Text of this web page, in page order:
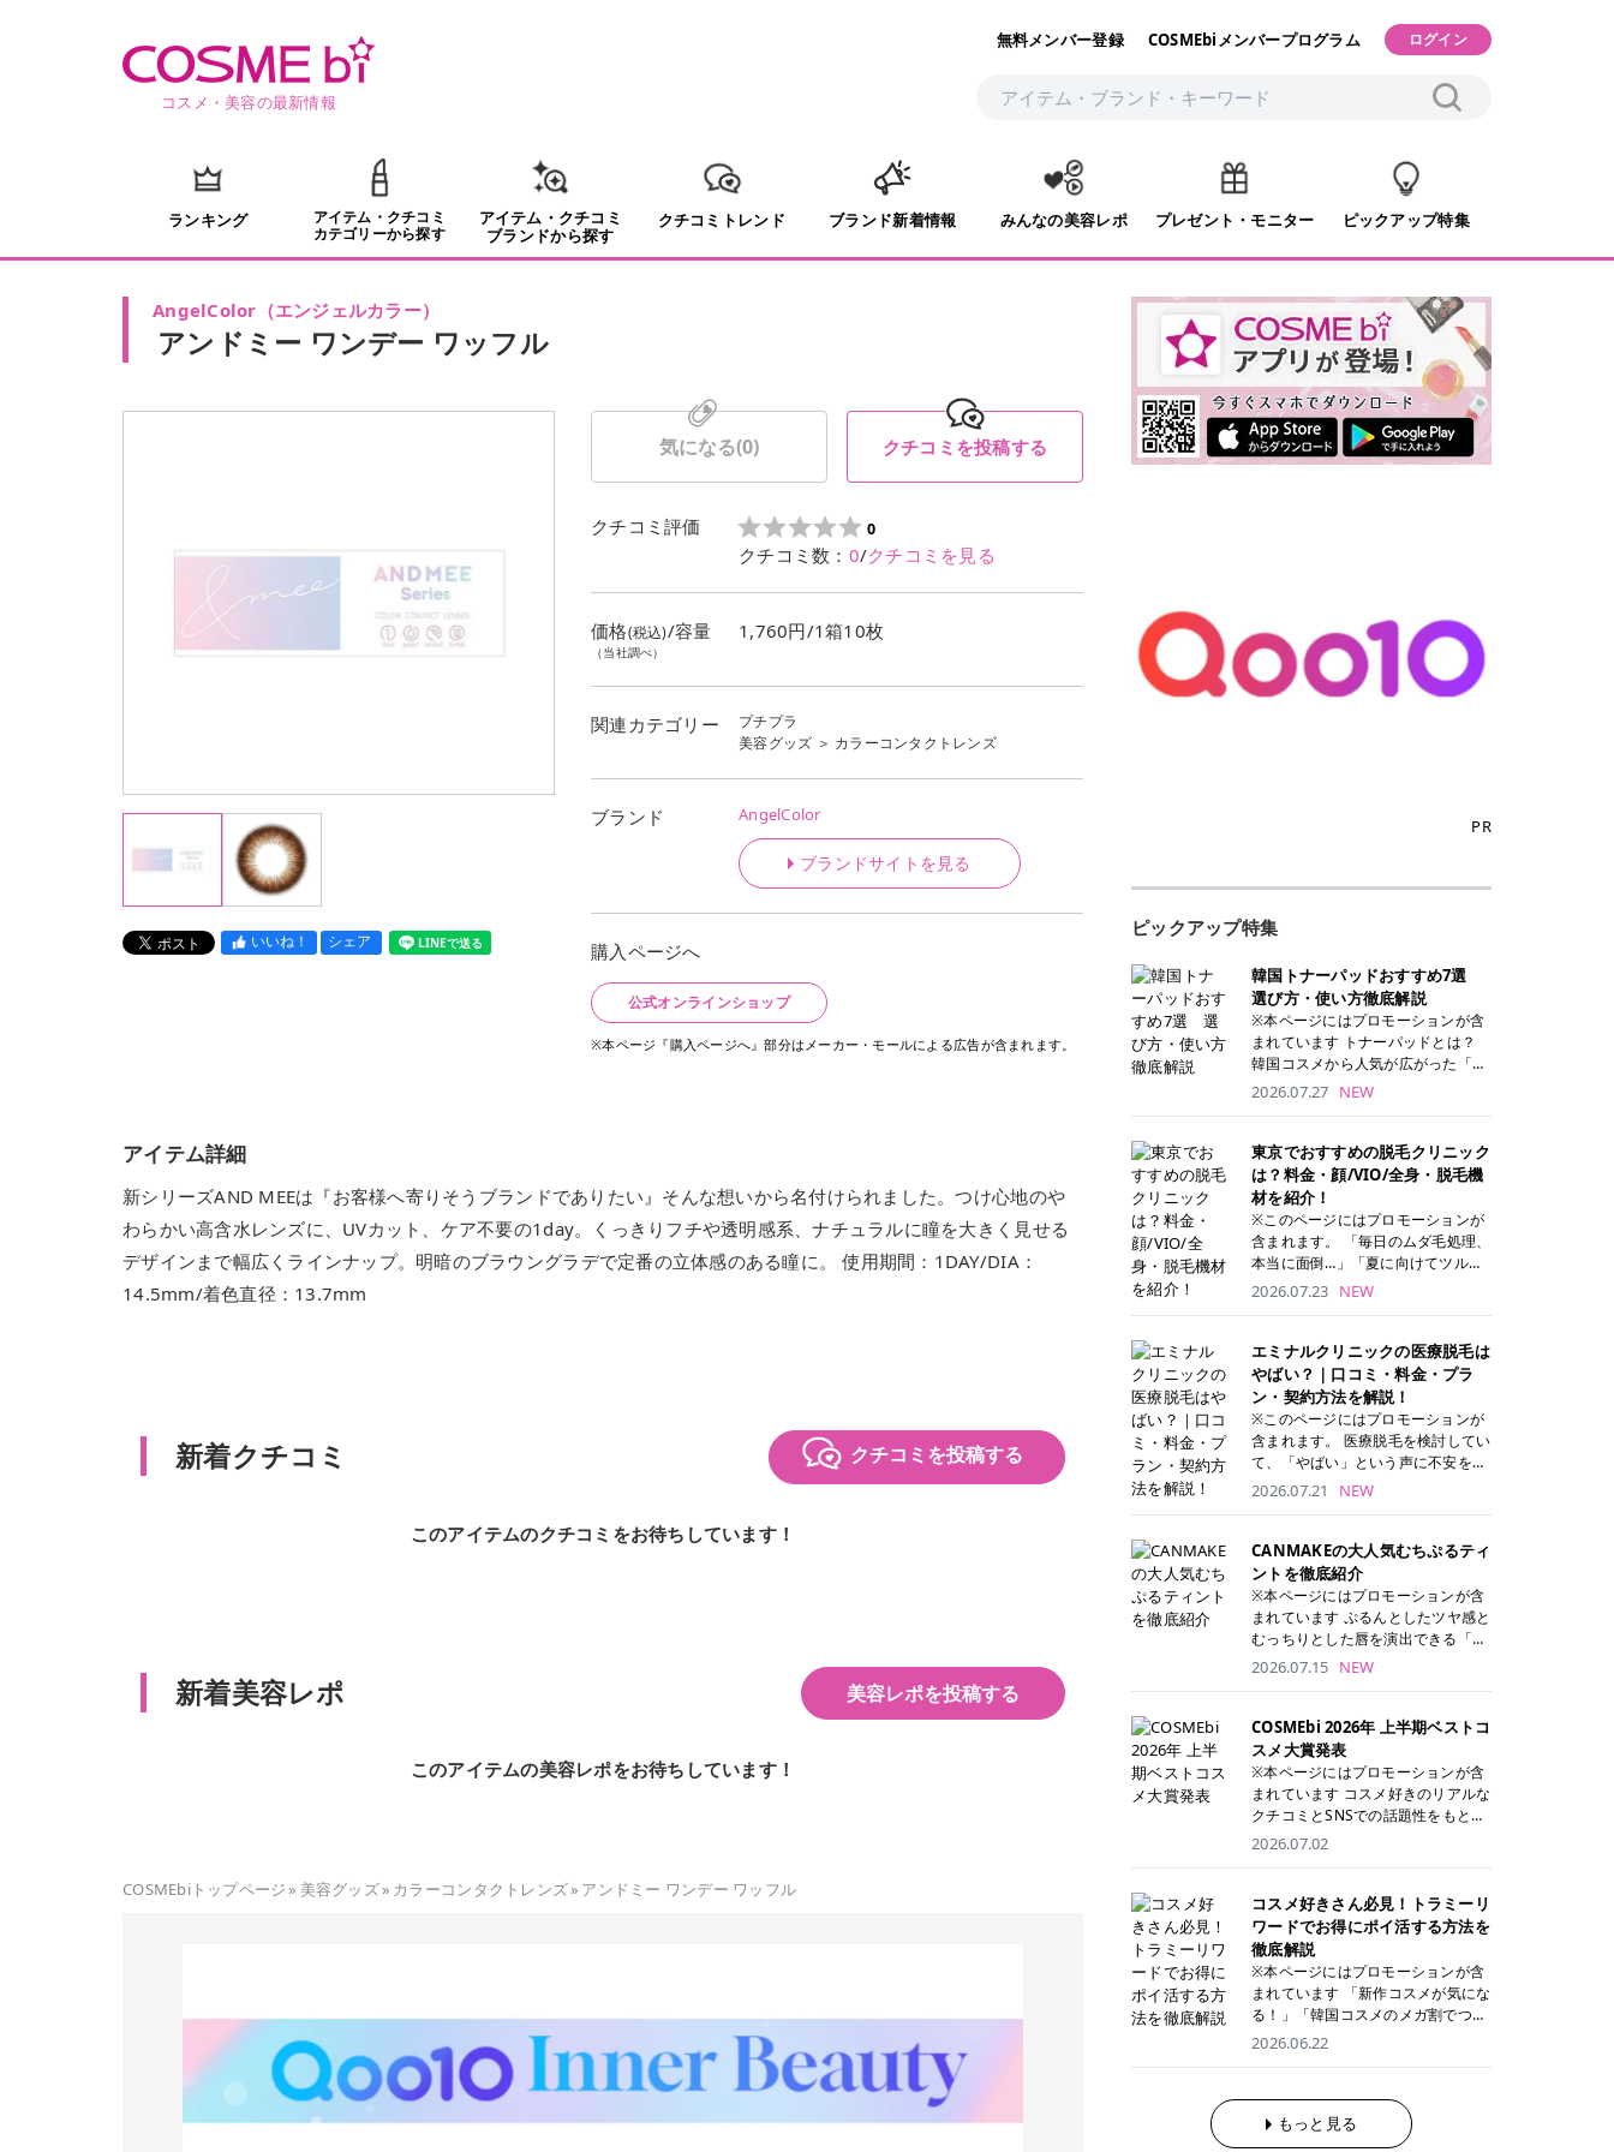
コスメ・美容の最新情報
無料メンバー登録 COSMEbiメンバープログラム ログイン
ランキング
アイテム・クチコミ
カテゴリーから探す
アイテム・クチコミ
ブランドから探す
クチコミトレンド ブランド新着情報 みんなの美容レポ プレゼント・モニター ピックアップ特集
AngelColor （エンジェルカラー）
アンドミー ワンデー ワッフル
いいね！ シェア LINEで送る
気になる(0) クチコミを投稿する
クチコミ評価 0
クチコミ数： 0/クチコミを見る
価格(税込)/容量
（当社調べ）
1,760円/1箱10枚
関連カテゴリー
プチプラ
美容グッズ ＞ カラーコンタクトレンズ
ブランド AngelColor
ブランドサイトを見る
購入ページへ
公式オンラインショップ
※本ページ『購入ページへ』部分はメーカー・モールによる広告が含まれます。
アイテム詳細
新シリーズAND MEEは『お客様へ寄りそうブランドでありたい』そんな想いから名付けられました。つけ心地のや
わらかい高含水レンズに、UVカット、ケア不要の1day。くっきりフチや透明感系、ナチュラルに瞳を大きく見せる
デザインまで幅広くラインナップ。明暗のブラウングラデで定番の立体感のある瞳に。 使用期間：1DAY/DIA：
14.5mm/着色直径：13.7mm
新着クチコミ クチコミを投稿する
このアイテムのクチコミをお待ちしています！
新着美容レポ 美容レポを投稿する
このアイテムの美容レポをお待ちしています！
COSMEbiトップページ» 美容グッズ» カラーコンタクトレンズ» アンドミー ワンデー ワッフル
PR
ピックアップ特集
韓国トナーパッドおすすめ7選
選び方・使い方徹底解説
※本ページにはプロモーションが含
まれています トナーパッドとは？
韓国コスメから人気が広がった「ト
ナーパッド」は、化粧水や美容液を
トナーパッドは洗顔後に肌をやさし
く拭き取ることで、古い角質や余分
な皮脂汚れをオフしながら、うるお
いを与えられるのが特徴✨ さらに、
気になる部分には数分のせて部分用
パックとしても使用できるため、1
両方を叶えられます。 韓国コスメブ
ランドを中心に人気を集めていまし
たが、現在では日本でも定番のスキ
ンケアアイテムとして幅広い世代に
愛用されています。 トナーパッドの
特徴 トナーパッドと拭き取り化粧水
の違い 「トナーパッド」と「拭き取
り化粧水」はどちらも洗顔後に使用
するスキンケアアイテムですが、使
い方や特徴に違いがあります。 トナ
ーパッドは、化粧水があらかじめパ
ッドに含まれているため、コットン
を用意する手間がなく、忙しい朝で
もサッと使えるのが魅力です。 ま
た、保湿成分を豊富に配合した商品
が多く、拭き取り後にそのまま部分
用パックとして使えるトナーパッド
も増えています。 一方、拭き取り化
粧水は液体タイプのため、コットン
整しやすく、お気に入りの化粧水を
使いたい方やコストを抑えて続けた
い方にもおすすめです。 トナーパッ
ドのメリット トナーパッドは、角質
ケア・保湿ケア・部分用パックまで
1枚で行える便利なスキンケアアイ
テムです。 ここでは、トナーパッド
す。 古い角質や皮脂汚れをやさしく
オフ トナーパッドを使用すること
で、洗顔だけでは落としきれない古
い角質や余分な皮脂汚れをやさしく
拭き取り、なめらかな肌へ整えま
す。 保湿ケアまで1枚でできる 保湿
成分を配合したトナーパッドなら、
ケアにもぴったりです。 部分パック
としても使える 多くのトナーパッド
は、乾燥が気になる頬や額、小鼻な
2026.07.27 NEW
東京でおすすめの脱毛クリニック
は？料金・顔/VIO/全身・脱毛機
材を紹介！
※このページにはプロモーションが
含まれます。 「毎日のムダ毛処理、
本当に面倒…」「夏に向けてツルツ
ル肌になりたい！」 そう思って東京
べばいいの？と迷ってしまいますよ
ね。 この記事では、医療脱毛の基本
から、東京で特に通いやすいフレイ
アクリニック・レジーナクリニッ
ク・エミナルクリニック・リゼクリ
ニックの4院について、分かりやす
リニックを見つけて、面倒な自己処
理から卒業しちゃいましょう♪ クリ
ニック 全身＋VIO 全身＋VIO＋顔 特
徴 脱毛器 詳細 フレイアクリニック
52,800円(税込)/5回 94,600円(税
込)/5回 肌への負担に配慮しなが
ら、コストパフォーマンスも重視し
たい方に！ メディオスターモノリス
メディオスターNeXT PRO 公式サイ
ト> レジーナクリニック 52,800円
(税込)/5回 99,000円(税込)/5回 ジェ
ントルシリーズを選べるため、脱毛
機にこだわりたい方におすすめ！ ジ
ェントルマックスプロ ジェントルマ
ックスプロプラス ジェントルレーズ
プロ ソプラノチタニウム 公式サイ
ト> エミナルクリニック 49,500円
(税込)/6回 93,500円(税込)/6回 エミ
定！月々払いも安くて通いやすい ク
リスタルプロ 公式サイト> リゼクリ
ニック 109,800円(税込)/5回 144,80
0円(税込)/5回 毛質に合わせて脱毛
機を選択可能！有効期限も5年と長
くマイペースに通いやすい ラシャ
メディオスターNeXT PRO ジェント
ルYAGプロ 公式サイト> ｜そもそも
うの？ 脱毛を考えたときに、まず悩
むのが「医療脱毛とエステ脱毛、ど
2026.07.23 NEW
エミナルクリニックの医療脱毛は
やばい？｜口コミ・料金・プラ
ン・契約方法を解説！
※このページにはプロモーションが
含まれます。 医療脱毛を検討してい
て、「やばい」という声に不安を抱
える方も多いのではないでしょう
体系をはじめ、学生や友人同士でお
得になる割引キャンペーン、無料カ
ウンセリングから施術までの具体的
なステップを分かりやすく解説しま
す。 これから手軽に全身医療脱毛を
後までチェックして、ご自身にぴっ
ください！ クリニック 全身＋VIO
全身＋VIO＋顔 特徴 脱毛器 詳細 フ
レイアクリニック 52,800円(税込)/5
回 94,600円(税込)/5回 肌への負担
に配慮しながら、コストパフォーマ
ンスも重視したい方に！ メディオス
ターモノリス メディオスターNeXT
PRO 公式サイト> レジーナクリニッ
ク 52,800円(税込)/5回 99,000円(税
込)/5回 ジェントルシリーズを選べ
るため、脱毛機にこだわりたい方に
おすすめ！ ジェントルマックスプロ
ジェントルマックスプロプラス ジェ
ントルレーズプロ ソプラノチタニウ
ム 公式サイト> エミナルクリニック
49,500円(税込)/6回 93,500円(税
込)/6回 エミナルクリニックの始め
通いやすい クリスタルプロ 公式サ
イト> リゼクリニック 109,800円(税
2026.07.21 NEW
CANMAKEの大人気むちぷるティ
ントを徹底紹介
※本ページにはプロモーションが含
まれています ぷるんとしたツヤ感と
むっちりとした唇を演出できる「C
ANMAKE（キャンメイク）むちぷる
湿ケアも叶えられることから、SNS
でも話題の人気リップです。 「自分
にはどのカラーが似合う？」「イエ
ベ・ブルベ別のおすすめは？」と気
になっている方も多いのではないで
とともにご紹介！それぞれの色味や
なメイクに合うのかまで詳しく解説
します✨ ※メイクアップ効果による
CANMAKE むちぷるティントとは？
CANMAKE むちぷるティントは、テ
ィント・プランパー・保湿ケアを1
本で叶えるリップです。 するすると
塗れるなめらかなテクスチャーで、
縦ジワをカバーしながら、むっちり
としたツヤのある唇を演出します。
るため、乾燥しにくくデイリー使い
にもぴったり！ アイテム詳細を見る
2026.07.15 NEW
COSMEbi 2026年 上半期ベストコ
スメ大賞発表
※本ページにはプロモーションが含
まれています コスメ好きのリアルな
クチコミとSNSでの話題性をもとに
選出された、COSMEbi 2026年上半
た名品たちを、カテゴリ別にご紹介
します。 本記事では、2025年11月
～2026年4月までの半年間におい
て、COSMEbi内でのクチコミとSN
Sでの話題性を元に選出されたコス
メやスキンケアなどの化粧品を「総
国コスメ」に分けて1位～3位までを
ランキング形式で発表！ 2026年上
半期 総合大賞 AMUSE（アミュー
ズ）「 ジェルフィットグロス」 👑
「ジェルフィットグロス」の特徴 唇
2026.07.02
コスメ好きさん必見！トラミーリ
ワードでお得にポイ活する方法を
徹底解説
※本ページにはプロモーションが含
まれています 「新作コスメが気にな
る！」「韓国コスメのメガ割でつい
買いすぎてしまう……」 そんな美容
を少し工夫するだけでポイントを貯
められるため、コスメやスキンケア
にかかる費用を少しでも抑えたい方
2026.06.22
もっと見る